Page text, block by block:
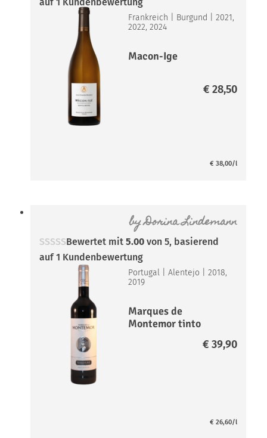
Frankreich Burgund |2021,
2022, 2024
Macon-Ige
€ 28,50
€ 38,00/l
byDorina Lindemann
Bewertet mit5.00 von 5, basierend
auf1 Kundenbewertung
Portugal |Alentejo |2018,
2019
Marques de
Montemor tinto
€ 39,90
€ 26,60/l